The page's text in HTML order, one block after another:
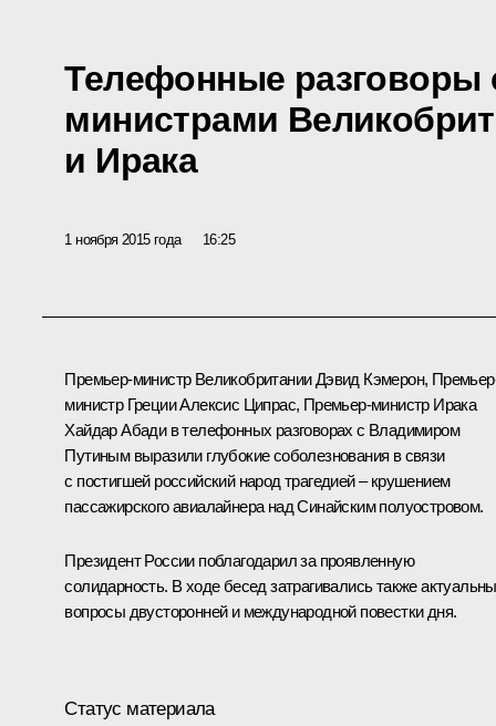
Телефонные разговоры
министрами
и Ирака
1 ноября 2015 года 16:25
Премьер-министр ВеликобританииДэвид Кэмерон,
министр ГрецииАлексис Ципрас, Премьер-министр Ирака
Хайдар Абадив телефонных разговорах с Владимиром
Путиным выразили глубокие соболезнования в связи
с постигшей российский народ трагедией – крушением
пассажирского авиалайнера над Синайским полуостровом.
Президент России поблагодарил за проявленную
солидарность. В ходе бесед затрагивались также
вопросы двусторонней и международной повестки дня.
Статус материала